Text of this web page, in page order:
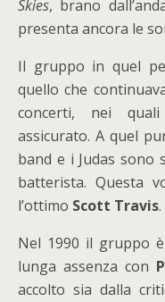
Skies, brano
presenta ancora le
Il gruppo in quel
quello che
concerti, nei
assicurato. A quel
band e i Judas sono
batterista. Questa
l’ottimo Scott Travis.
Nel 1990 il gruppo
lunga assenza con
accolto sia dalla